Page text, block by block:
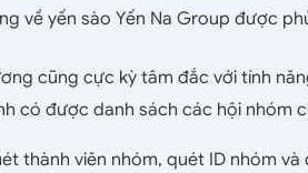
về yến sào Yến Na Group được
cũng cực kỳ tâm đắc với tính
có được danh sách các hội nhóm
thành viên nhóm, quét ID nhóm